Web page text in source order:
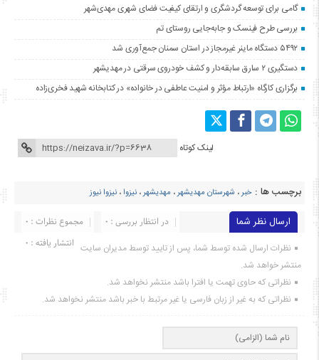
گامی برای توسعه گردشگری و ارتقای کیفیت فضای شهری مهدی‌شهر
بررسی طرح فینسک و جابه‌جایی روستای تم
۵۴۹۲ دستگاه ماینر غیرمجاز در استان سمنان جمع‌آوری شد
دستگیری ۲ سارق سابقه‌دار و کشف خودروی سرقتی در مهدیشهر
برگزاری کارگاه «ارتباط مؤثر و امنیت عاطفی در خانواده» در کتابخانه شهید فخری‌زاده
لینک کوتاه
برچسب ها : خبر، شهرستان مهدیشهر، مهدیشهر، نیزوا ، نیزوا نیوز
ارسال نظر شما مجموع نظرات : 0
در انتظار بررسی : 0
انتشار یافته : ۰ نظرات ارسال شده توسط شما، پس از تایید توسط مدیران سایت
منتشر خواهد شد.
نظراتی که حاوی تهمت یا افترا باشد منتشر نخواهد شد.
نظراتی که به غیر از زبان فارسی یا غیر مرتبط با خبر باشد منتشر نخواهد شد.